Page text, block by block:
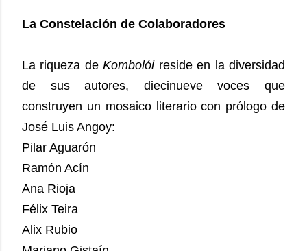
La Constelación de Colaboradores
La riqueza deKombolóireside en la diversidad
de sus autores, diecinueve voces que
construyen un mosaico literario con prólogo de
José Luis Angoy:
Pilar Aguarón
Ramón Acín
Ana Rioja
Félix Teira
Alix Rubio